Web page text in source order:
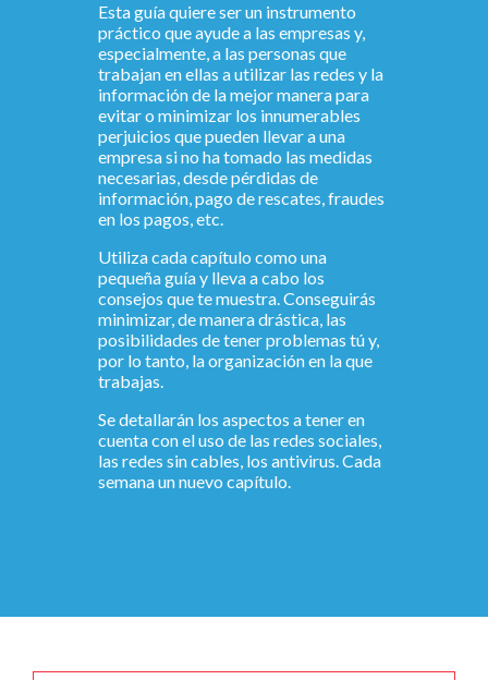
Esta guía quiere ser un instrumento
práctico que ayude a las empresas y,
especialmente, a las personas que
trabajan en ellas a utilizar las redes y la
información de la mejor manera para
evitar o minimizar los innumerables
perjuicios que pueden llevar a una
empresa si no ha tomado las medidas
necesarias, desde pérdidas de
información, pago de rescates, fraudes
en los pagos, etc.
Utiliza cada capítulo como una
pequeña guía y lleva a cabo los
consejos que te muestra. Conseguirás
minimizar, de manera drástica, las
posibilidades de tener problemas tú y,
por lo tanto, la organización en la que
trabajas.
Se detallarán los aspectos a tener en
cuenta con el uso de las redes sociales,
las redes sin cables, los antivirus. Cada
semana un nuevo capítulo.